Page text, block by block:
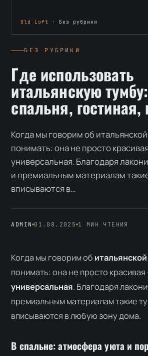
Old Loft · Без рубрики
БЕЗ РУБРИКИ
Где использовать
итальянскую тумбу:
спальня,
Когда мы говорим об
понимать: она не просто
универсальная. Благодаря
и премиальным материалам
вписываются в…
ADMIN 01.08.2025 1 МИН ЧТЕНИЯ
Когда мы говорим об
понимать: она не просто
универсальная. Благодаря
премиальным материалам такие
вписываются в любую зону дома.
В спальне: атмосфера уюта и